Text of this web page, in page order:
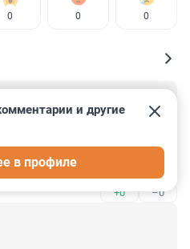
0 0 0
закон. Где пояснительная
чтении не повышать
года, каким
и вносился?
+0 –0
и другие
в профиле